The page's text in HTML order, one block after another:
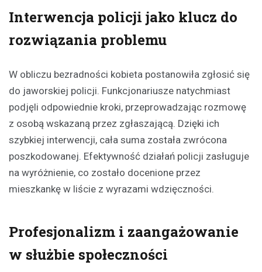
Interwencja policji jako klucz do
rozwiązania problemu
W obliczu bezradności kobieta postanowiła zgłosić się
do jaworskiej policji. Funkcjonariusze natychmiast
podjęli odpowiednie kroki, przeprowadzając rozmowę
z osobą wskazaną przez zgłaszającą. Dzięki ich
szybkiej interwencji, cała suma została zwrócona
poszkodowanej. Efektywność działań policji zasługuje
na wyróżnienie, co zostało docenione przez
mieszkankę w liście z wyrazami wdzięczności.
Profesjonalizm i zaangażowanie
w służbie społeczności